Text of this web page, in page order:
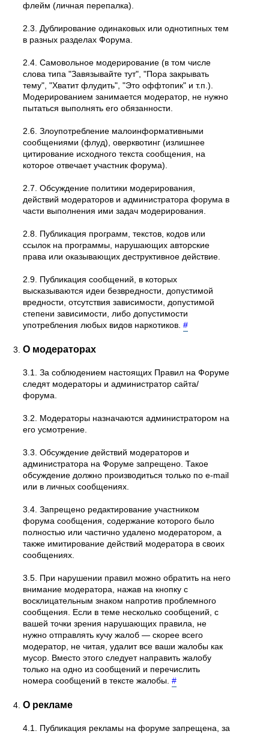
флейм (личная перепалка).
2.3. Дублирование одинаковых или однотипных тем
в разных разделах Форума.
2.4. Самовольное модеpиpование (в том числе
слова типа "Завязывайте тут", "Пора закрывать
тему", "Хватит флудить", "Это оффтопик" и т.п.).
Модерированием занимается модератор, не нужно
пытаться выполнять его обязанности.
2.6. Злоупотребление малоинформативными
сообщениями (флуд), оверквотинг (излишнее
цитирование исходного текста сообщения, на
которое отвечает участник форума).
2.7. Обсуждение политики модерирования,
действий модеpатоpов и администратора форума в
части выполнения ими задач модерирования.
2.8. Публикация программ, текстов, кодов или
ссылок на программы, нарушающих авторские
права или оказывающих деструктивное действие.
2.9. Публикация сообщений, в которых
высказываются идеи безвредности, допустимой
вредности, отсутствия зависимости, допустимой
степени зависимости, либо допустимости
употребления любых видов наркотиков.#
О модераторах
3.1. За соблюдением настоящих Правил на Форуме
следят модераторы и администратор сайта/
форума.
3.2. Модераторы назначаются администратором на
его усмотрение.
3.3. Обсуждение действий модераторов и
администратора на Форуме запрещено. Такое
обсуждение должно производиться только по e-mail
или в личных сообщениях.
3.4. Запрещено редактирование участником
форума сообщения, содержание которого было
полностью или частично удалено модератором, а
также имитирование действий модератора в своих
сообщениях.
3.5. При нарушении правил можно обратить на него
внимание модератора, нажав на кнопку с
восклицательным знаком напротив проблемного
сообщения. Если в теме несколько сообщений, с
вашей точки зрения нарушающих правила, не
нужно отправлять кучу жалоб — скорее всего
модератор, не читая, удалит все ваши жалобы как
мусор. Вместо этого следует направить жалобу
только на одно из сообщений и перечислить
номера сообщений в тексте жалобы.#
О рекламе
4.1. Публикация рекламы на форуме запрещена, за